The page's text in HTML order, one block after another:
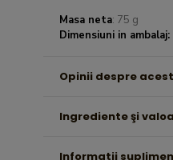
Masa neta: 75 g
Dimensiuni in ambalaj:
Opinii despre
Ingrediente şi
Informatii